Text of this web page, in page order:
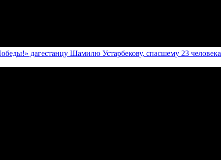
дагестанцу Шамилю Устарбекову, спасшему 23 человека